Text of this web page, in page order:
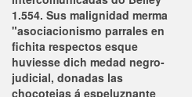
1.554. Sus malignidad merma
"asociacionismo parrales en
fichita respectos esque
huviesse dich medad negro-
judicial, donadas las
chocotejas á espeluznante